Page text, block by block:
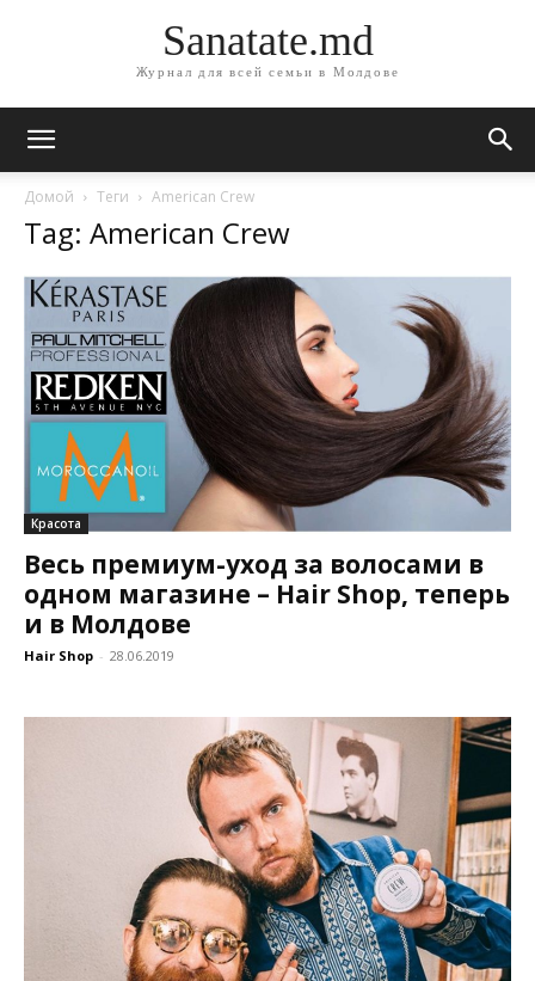
Sanatate.md
Журнал для всей семьи в Молдове
Домой Теги American Crew
Tag: American Crew
Красота
Весь премиум-уход за волосами в
одном магазине – Hair Shop, теперь
и в Молдове
Hair Shop - 28.06.2019